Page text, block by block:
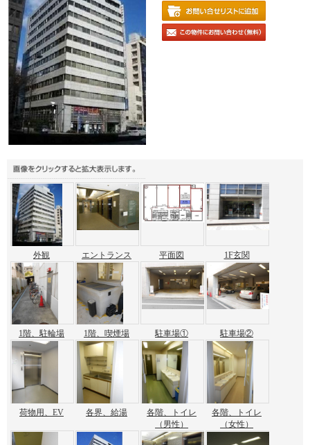
外観 エントランス 平面図 1F玄関
1階、駐輪場 1階、喫煙場 駐車場① 駐車場②
荷物用、EV 各界、給湯
各階、トイレ
（男性）
各階、トイレ
（女性）